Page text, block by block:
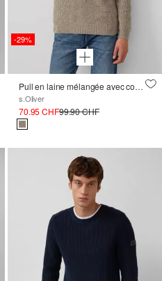
-29%
Pull en laine mélangée avec col châle et structure
s.Oliver
70.95 CHF99.90 CHF